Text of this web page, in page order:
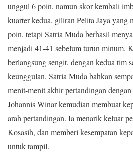
unggul 6 poin, namun skor kembali
kuarter kedua, giliran Pelita Jaya yang
poin, tetapi Satria Muda berhasil
menjadi 41-41 sebelum turun minum.
berlangsung sengit, dengan kedua tim
keunggulan. Satria Muda bahkan
menit-menit akhir pertandingan
Johannis Winar kemudian membuat
arah pertandingan. Ia menarik keluar
Kosasih, dan memberi kesempatan
untuk tampil.